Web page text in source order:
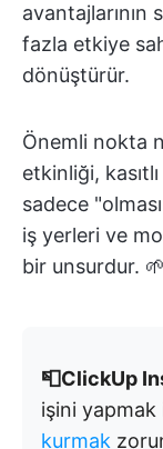
fazla etkiye
dönüştürür.
Önemli nokta
etkinliği,
sadece
iş yerleri ve
bir unsurdur. 🌱
📮ClickUp
işini yapmak
kurmak